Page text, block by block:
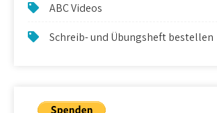
ABC Videos
Schreib- und Übungsheft bestellen